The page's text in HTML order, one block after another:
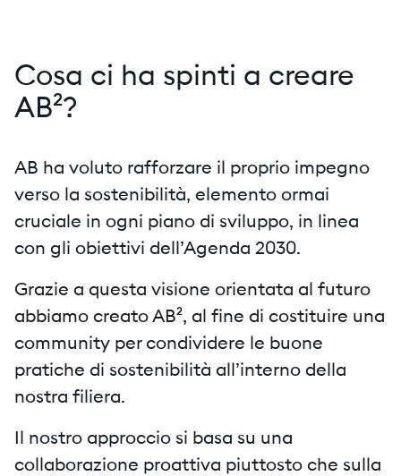
Cosa ci ha spinti a creare
AB²?
AB ha voluto rafforzare il proprio impegno
verso la sostenibilità, elemento ormai
cruciale in ogni piano di sviluppo, in linea
con gli obiettivi dell’Agenda 2030.
Grazie a questa visione orientata al futuro
abbiamo creato AB², al fine di costituire una
community per condividere le buone
pratiche di sostenibilità all’interno della
nostra filiera.
Il nostro approccio si basa su una
collaborazione proattiva piuttosto che sulla